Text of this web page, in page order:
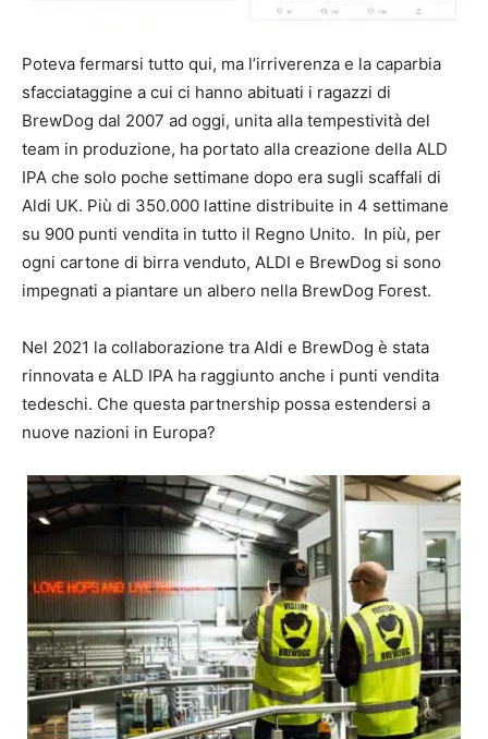
Poteva fermarsi tutto qui, ma l’irriverenza e la caparbia
sfacciataggine a cui ci hanno abituati i ragazzi di
BrewDog dal 2007 ad oggi, unita alla tempestività del
team in produzione, ha portato alla creazione della ALD
IPA che solo poche settimane dopo era sugli scaffali di
Aldi UK. Più di 350.000 lattine distribuite in 4 settimane
su 900 punti vendita in tutto il Regno Unito. In più, per
ogni cartone di birra venduto, ALDI e BrewDog si sono
impegnati a piantare un albero nella BrewDog Forest.
Nel 2021 la collaborazione tra Aldi e BrewDog è stata
rinnovata e ALD IPA ha raggiunto anche i punti vendita
tedeschi. Che questa partnership possa estendersi a
nuove nazioni in Europa?